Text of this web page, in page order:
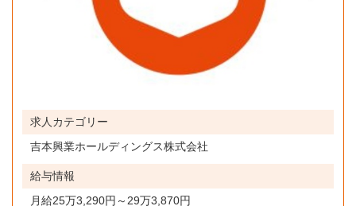
東京都
神奈川県
長野県
求人カテゴリー
吉本興業ホールディングス株式会社
給与情報
月給25万3,290円～29万3,870円